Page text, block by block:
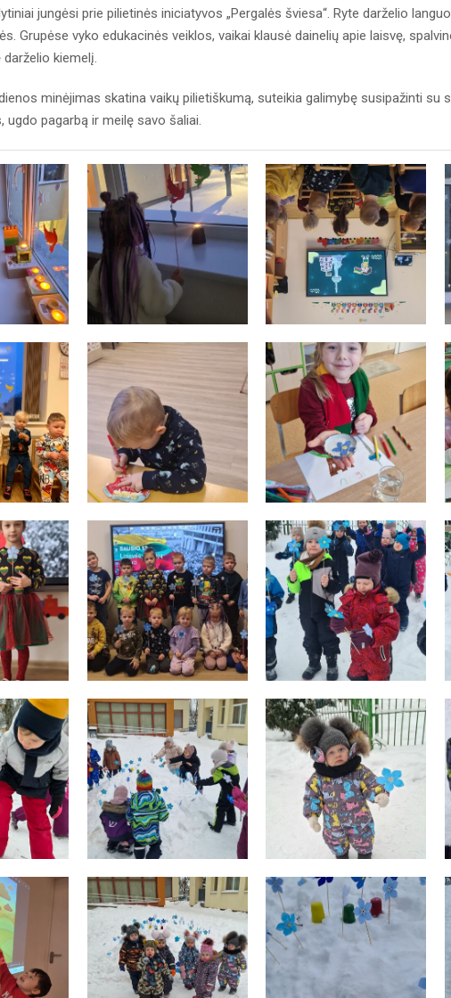
jungėsi prie pilietinės iniciatyvos „Pergalės šviesa“. Ryte darželio
Grupėse vyko edukacinės veiklos, vaikai klausė dainelių apie laisvę,
kiemelį.
minėjimas skatina vaikų pilietiškumą, suteikia galimybę susipažinti su
ugdo pagarbą ir meilę savo šaliai.